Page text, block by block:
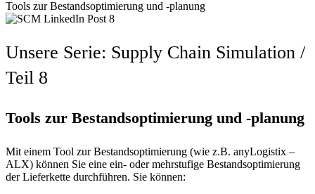
Tools zur Bestandsoptimierung und -planung
Unsere Serie: Supply Chain Simulation /
Teil 8
Tools zur Bestandsoptimierung und -planung
Mit einem Tool zur Bestandsoptimierung (wie z.B. anyLogistix –
ALX) können Sie eine ein- oder mehrstufige Bestandsoptimierung
der Lieferkette durchführen. Sie können: